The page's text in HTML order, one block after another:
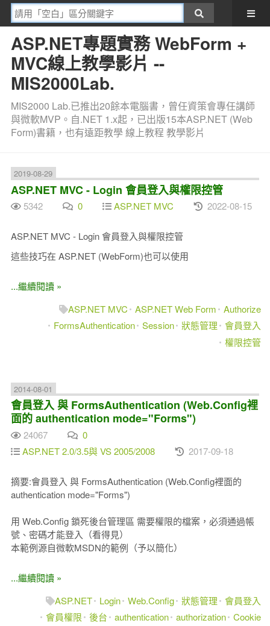
ASP.NET專題實務 WebForm +
MVC線上教學影片 --
MIS2000Lab.
MIS2000 Lab.已推出20餘本電腦書，曾任資策會專任講師
與微軟MVP。自.NET 1.x起，已出版15本ASP.NET (Web
Form)書籍，也有遠距教學 線上教程 教學影片
2019-08-29
ASP.NET MVC - Login 會員登入與權限控管
5342 0 ASP.NET MVC 2022-08-15
ASP.NET MVC - Login 會員登入與權限控管
這些技巧在 ASP.NET (WebForm)也可以使用
...繼續閱讀 »
ASP.NET MVC
ASP.NET Web Form
Authorize
FormsAuthentication Session 狀態管理
會員登入
權限控管
2014-08-01
會員登入 與 FormsAuthentication (Web.Config裡
面的 authentication mode="Forms")
24067
0
ASP.NET 2.0/3.5與 VS 2005/2008
2017-09-18
摘要:會員登入 與 FormsAuthentication (Web.Config裡面的
authentication mode="Forms")
用 Web.Config 鎖死後台管理區 需要權限的檔案，必須通過帳
號、密碼才能登入（看得見）
本範例源自微軟MSDN的範例（予以簡化）
...繼續閱讀 »
ASP.NET
Login Web.Config 狀態管理
會員登入
會員權限
後台 authentication authorization Cookie